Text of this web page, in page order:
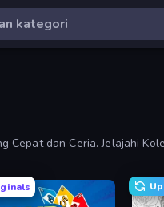
dan Ceria. Jelajahi